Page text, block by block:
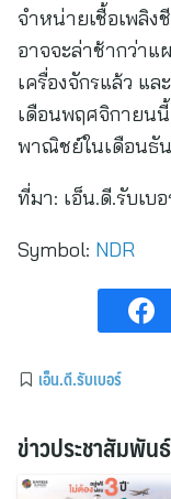
จำหน่ายเชื้อเพลิง
อาจจะล่าช้ากว่าแ
เครื่องจักรแล้ว แล
เดือนพฤศจิกายนนี้
พาณิชย์ในเดือนธั
ที่มา: เอ็น.ดี.รับเบ
Symbol: NDR
เอ็น.ดี.รับเบอร์
ข่าวประชาสัมพัน